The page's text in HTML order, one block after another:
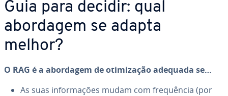
Guia para decidir: qual
abordagem se adapta
melhor?
O RAG é a abordagem de oti­mi­za­ção adequada se…
As suas in­for­ma­ções mudam com frequên­cia (por